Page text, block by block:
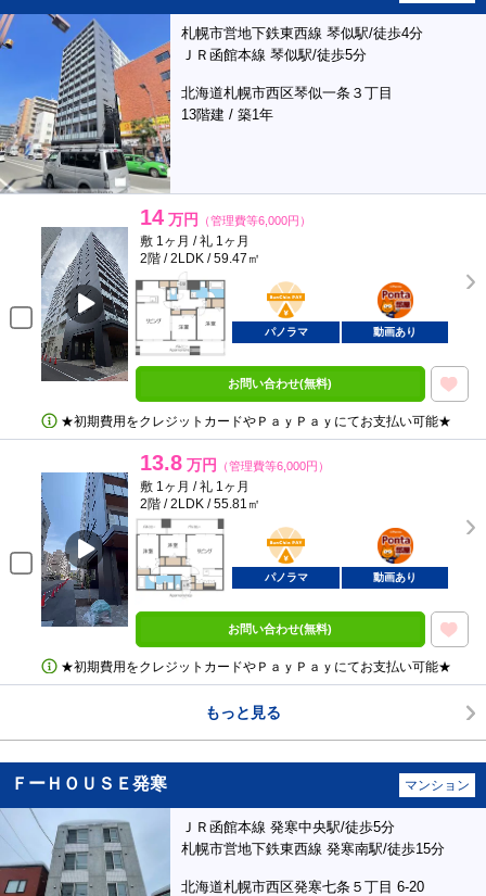
札幌市営地下鉄東西線 琴似駅/徒歩4分
ＪＲ函館本線 琴似駅/徒歩5分
北海道札幌市西区琴似一条３丁目
13階建 / 築1年
14 万円 （管理費等6,000円）
敷 1ヶ月 / 礼 1ヶ月
2階 / 2LDK / 59.47㎡
BunChinPAY
ポンタ
部屋
パノラマ 動画あり
お問い合わせ(無料)
★初期費用をクレジットカードやＰａｙＰａｙにてお支払い可能★
13.8 万円 （管理費等6,000円）
敷 1ヶ月 / 礼 1ヶ月
2階 / 2LDK / 55.81㎡
BunChinPAY
ポンタ
部屋
パノラマ 動画あり
お問い合わせ(無料)
★初期費用をクレジットカードやＰａｙＰａｙにてお支払い可能★
もっと見る
ＦーＨＯＵＳＥ発寒 マンション
ＪＲ函館本線 発寒中央駅/徒歩5分
札幌市営地下鉄東西線 発寒南駅/徒歩15分
北海道札幌市西区発寒七条５丁目 6-20